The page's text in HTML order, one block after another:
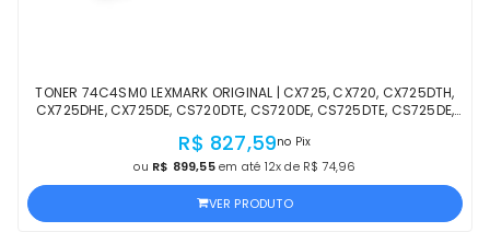
TONER 74C4SM0 LEXMARK ORIGINAL | CX725, CX720, CX725DTH,
CX725DHE, CX725DE, CS720DTE, CS720DE, CS725DTE, CS725DE,
R$ 827,59no Pix
ou R$ 899,55em até 12x de R$ 74,96
VER PRODUTO